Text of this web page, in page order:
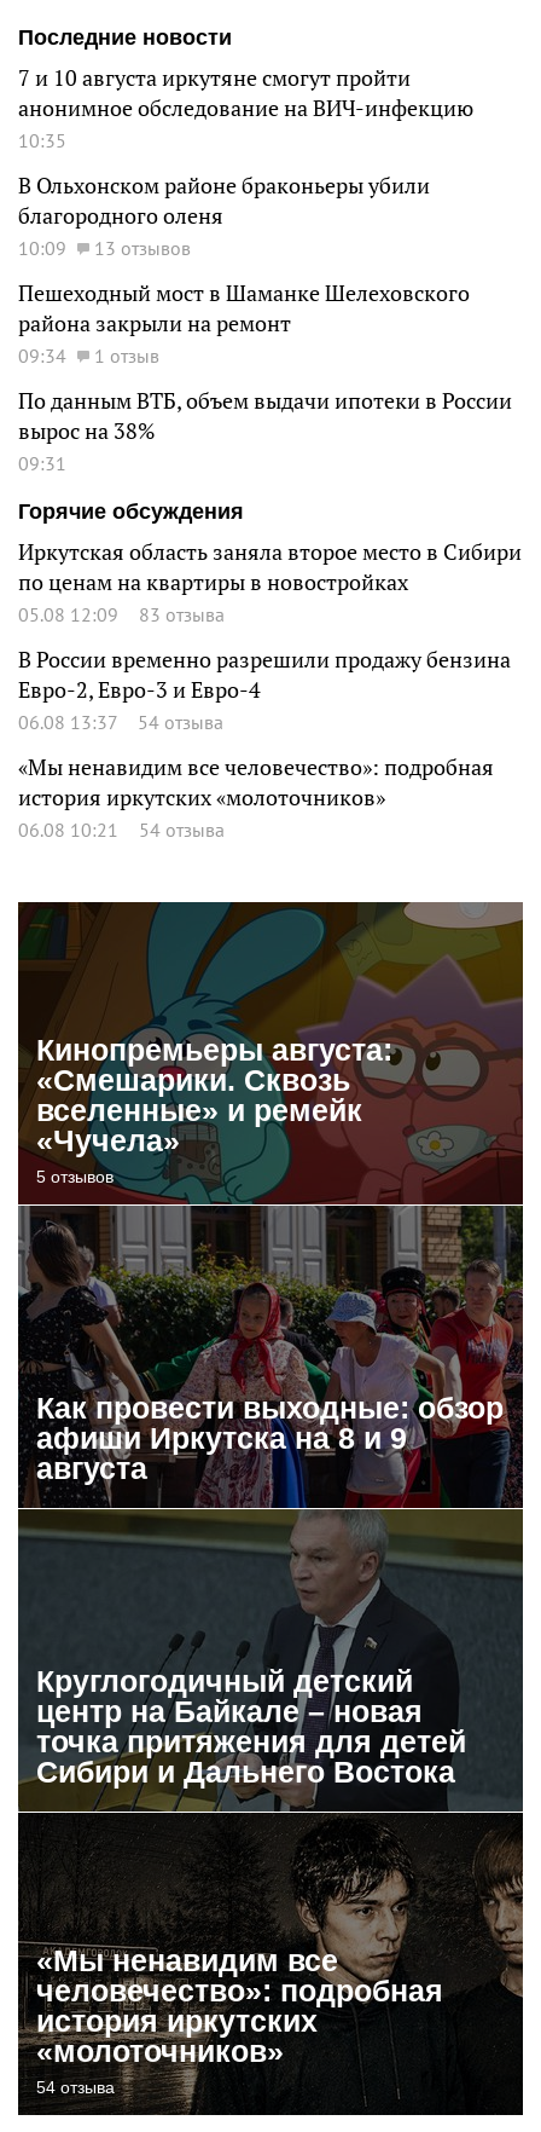
Последние новости
7 и 10 августа иркутяне смогут пройти
анонимное обследование на ВИЧ-инфекцию
10:35
В Ольхонском районе браконьеры убили
благородного оленя
10:09 13 отзывов
Пешеходный мост в Шаманке Шелеховского
района закрыли на ремонт
09:34 1 отзыв
По данным ВТБ, объем выдачи ипотеки в России
вырос на 38%
09:31
Горячие обсуждения
Иркутская область заняла второе место в Сибири
по ценам на квартиры в новостройках
05.08 12:09 83 отзыва
В России временно разрешили продажу бензина
Евро-2, Евро-3 и Евро-4
06.08 13:37 54 отзыва
«Мы ненавидим все человечество»: подробная
история иркутских «молоточников»
06.08 10:21 54 отзыва
Кинопремьеры августа:
«Смешарики. Сквозь
вселенные» и ремейк
«Чучела»
5 отзывов
Как провести выходные: обзор
афиши Иркутска на 8 и 9
августа
Круглогодичный детский
центр на Байкале – новая
точка притяжения для детей
Сибири и Дальнего Востока
«Мы ненавидим все
человечество»: подробная
история иркутских
«молоточников»
54 отзыва